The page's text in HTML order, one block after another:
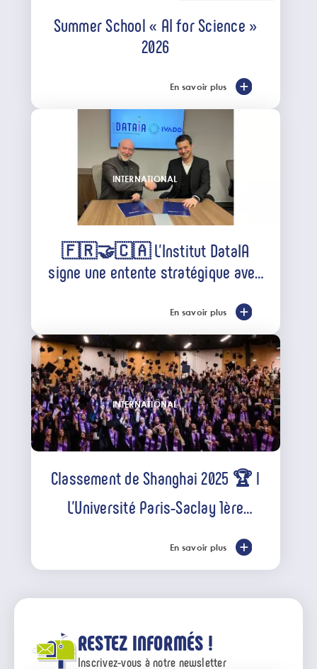
Summer School « AI for Science »
2026
En savoir plus
INTERNATIONAL
🇫🇷🤝🇨🇦 L’Institut DataIA
signe une entente stratégique avec
En savoir plus
INTERNATIONAL
Classement de Shanghai 2025 🏆 l
L’Université Paris-Saclay 1ère
mondialEn savoir plus
RESTEZ INFORMÉS !
Inscrivez-vous à notre newsletter